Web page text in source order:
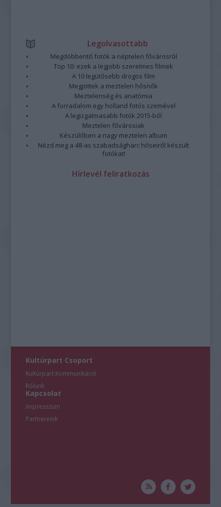
Legolvasottabb
Megdöbbentő fotók a néptelen fővárosról
Top 10: ezek a legjobb szerelmes filmek
A 10 legütősebb drogos film
Megjöttek a meztelen hősnők
Meztelenség és anatómia
A forradalom egy holland fotós szemével
A legizgalmasabb fotók 2015-ből
Meztelen fővárosiak
Készülőben a nagy meztelen album
Nézd meg a 48-as szabadságharc hőseiről készült
fotókat!
Hírlevél feliratkozás
Kultúrpart Csoport
Kultúrpart Kommunikáció
Rólunk
Kapcsolat
Impresszum
Partnereink